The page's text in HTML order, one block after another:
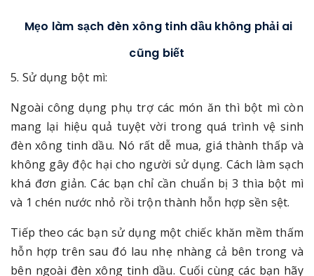
Mẹo làm sạch đèn xông tinh dầu không phải ai
cũng biết
5. Sử dụng bột mì:
Ngoài công dụng phụ trợ các món ăn thì bột mì còn
mang lại hiệu quả tuyệt vời trong quá trình vệ sinh
đèn xông tinh dầu. Nó rất dễ mua, giá thành thấp và
không gây độc hại cho người sử dụng. Cách làm sạch
khá đơn giản. Các bạn chỉ cần chuẩn bị 3 thìa bột mì
và 1 chén nước nhỏ rồi trộn thành hỗn hợp sền sệt.
Tiếp theo các bạn sử dụng một chiếc khăn mềm thấm
hỗn hợp trên sau đó lau nhẹ nhàng cả bên trong và
bên ngoài đèn xông tinh dầu. Cuối cùng các bạn hãy